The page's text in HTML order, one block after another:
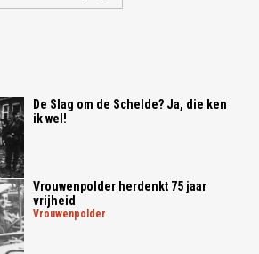
De Slag om de Schelde? Ja, die ken
ik wel!
Vrouwenpolder herdenkt 75 jaar
vrijheid
vrouwenpolder